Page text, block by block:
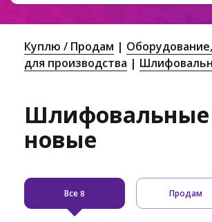
Куплю / Продам
для производства
Шлифовальные
новые
Все8 Продам